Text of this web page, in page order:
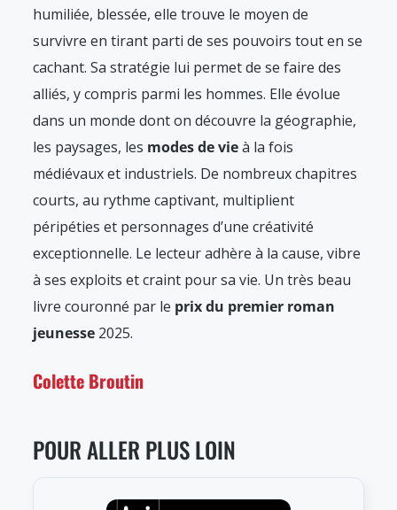
humiliée, blessée, elle trouve le moyen de
survivre en tirant parti de ses pouvoirs tout en se
cachant. Sa stratégie lui permet de se faire des
alliés, y compris parmi les hommes. Elle évolue
dans un monde dont on découvre la géographie,
les paysages, les modes de vieà la fois
médiévaux et industriels. De nombreux chapitres
courts, au rythme captivant, multiplient
péripéties et personnages d’une créativité
exceptionnelle. Le lecteur adhère à la cause, vibre
à ses exploits et craint pour sa vie. Un très beau
livre couronné par le prix du premier roman
jeunesse 2025.
Colette Broutin
POUR ALLER PLUS LOIN